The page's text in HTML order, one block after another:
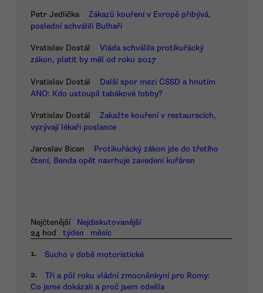
Petr Jedlička
Zákazů kouření v Evropě přibývá,
poslední schválili Bulhaři
Vratislav Dostál
Vláda schválila protikuřácký
zákon, platit by měl od roku 2017
Vratislav Dostál
Další spor mezi ČSSD a hnutím
ANO: Kdo ustoupil tabákové lobby?
Vratislav Dostál
Zakažte kouření v restauracích,
vyzývají lékaři poslance
Jaroslav Bican
Protikuřácký zákon jde do třetího
čtení, Benda opět navrhuje zavedení kuřáren
Nejčtenější
Nejdiskutovanější
24 hod
týden měsíc
1. Sucho v době motoristické
2.
Tři a půl roku vládní zmocněnkyní pro Romy:
Co jsme dokázali a proč jsem odešla